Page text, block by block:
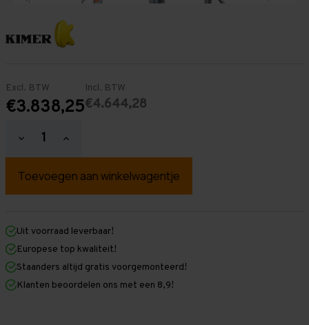
Excl. BTW
€3.838,25
Incl. BTW
€4.644,28
Hoeveelheid
verlagen
Palletstelling
mm
mm
x
1.100
mm
Galva
Hoeveelheid
verhogen
Palletstelling
mm
mm
1.100
mm
(HxLXD)
Galva
Uit voorraad leverbaar!
Europese top kwaliteit!
Staanders altijd gratis voorgemonteerd!
Klanten beoordelen ons met een 8,9!